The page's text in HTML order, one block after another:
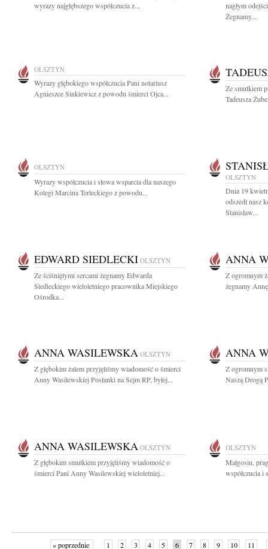
wyrazy najgłębszego współczucia z...
nagłym
Żegnamy...
OLSZTYN
Wyrazy głębokiego współczucia Pani notariusz
Agnieszce Sinkiewicz z powodu śmierci Ojca...
Ze smutkiem
Tadeusza
OLSZTYN
Wyrazy współczucia i słowa wsparcia dla naszego
Kolegi Marcina Terleckiego z powodu...
OLSZTYN
Dnia 19
odszedł nasz
Stanisław...
EDWARD SIEDLECKI OLSZTYN
Ze ściśniętymi sercami żegnamy Edwarda
Siedleckiego wieloletniego pracownika Miejskiego
Ośrodka...
ANNA
Z ogromnym
żegnamy
ANNA WASILEWSKA OLSZTYN
Z głębokim żalem przyjęliśmy wiadomość o śmierci
Anny Wasilewskiej Posłanki na Sejm RP, byłej...
ANNA
Z ogromnym
Naszą Drogą
ANNA WASILEWSKA OLSZTYN
Z głębokim smutkiem przyjęliśmy wiadomość o
śmierci Pani Anny Wasilewskiej wieloletniej...
OLSZTYN
Małgosiu,
współczucia i
« poprzednie 1 2 3 4 5 6 7 8 9 10 11